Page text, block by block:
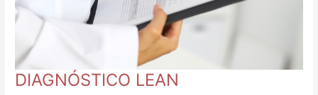
DIAGNÓSTICO LEAN